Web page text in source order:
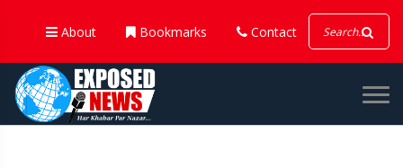
About Bookmarks Contact